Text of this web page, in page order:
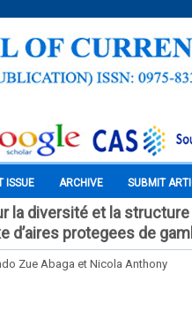
ISSUE ARCHIVE SUBMIT
la diversité et la
d’aires protegees de
Zue Abaga et Nicola Anthony